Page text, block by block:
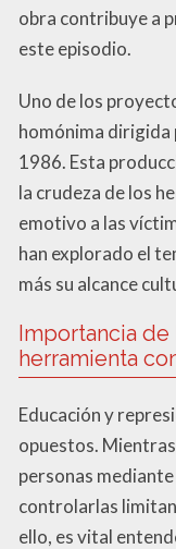
obra contribuye a
este episodio.
Uno de los
homónima dirigida
1986. Esta
la crudeza de los
emotivo a las
han explorado el
más su alcance
Importancia
herramienta
Educación y
opuestos.
personas
controlarlas
ello, es vital